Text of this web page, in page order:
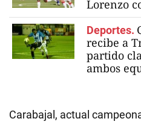
Lorenzo
Deportes.
recibe a
partido
ambos
Carabajal, actual